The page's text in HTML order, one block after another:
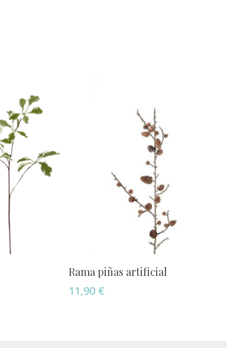
Añadir Al Carrito
Rama piñas artificial
11,90 €